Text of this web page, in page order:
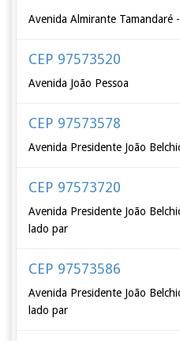
Avenida Almirante
CEP 97573520
Avenida João Pessoa
CEP 97573578
Avenida Presidente João
CEP 97573720
Avenida Presidente João
lado par
CEP 97573586
Avenida Presidente João
lado par